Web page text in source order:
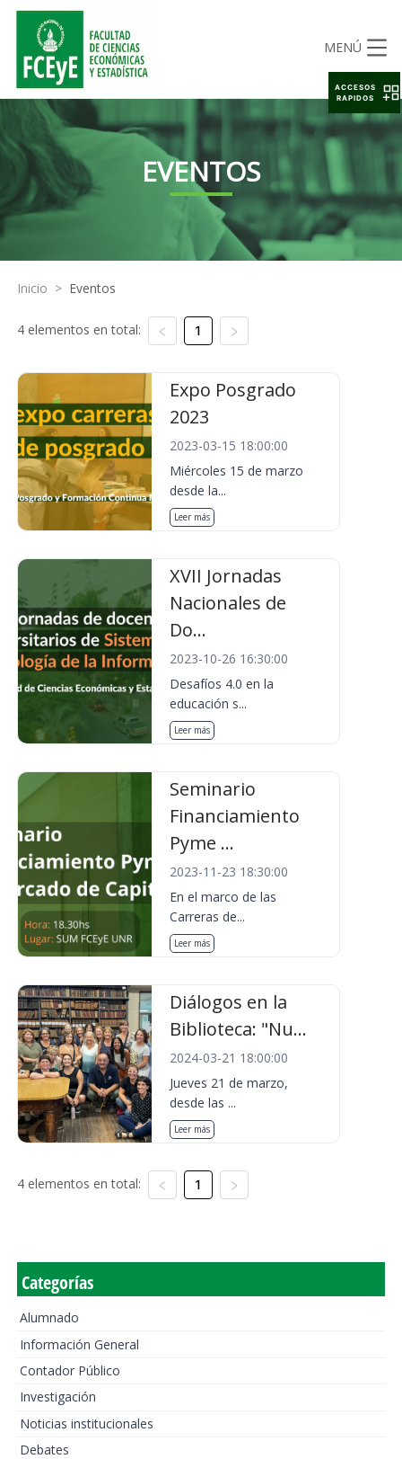
MENÚ
EVENTOS
Inicio > Eventos
4 elementos en total: 1
Expo Posgrado
2023
2023-03-15 18:00:00
Miércoles 15 de marzo
desde la...
Leer más
XVII Jornadas
Nacionales de
Do...
2023-10-26 16:30:00
Desafíos 4.0 en la
educación s...
Leer más
Seminario
Financiamiento
Pyme ...
2023-11-23 18:30:00
En el marco de las
Carreras de...
Leer más
Diálogos en la
Biblioteca: "Nu...
2024-03-21 18:00:00
Jueves 21 de marzo,
desde las ...
Leer más
4 elementos en total: 1
Categorías
Alumnado
Información General
Contador Público
Investigación
Noticias institucionales
Debates
ACCESOS
RAPIDOS